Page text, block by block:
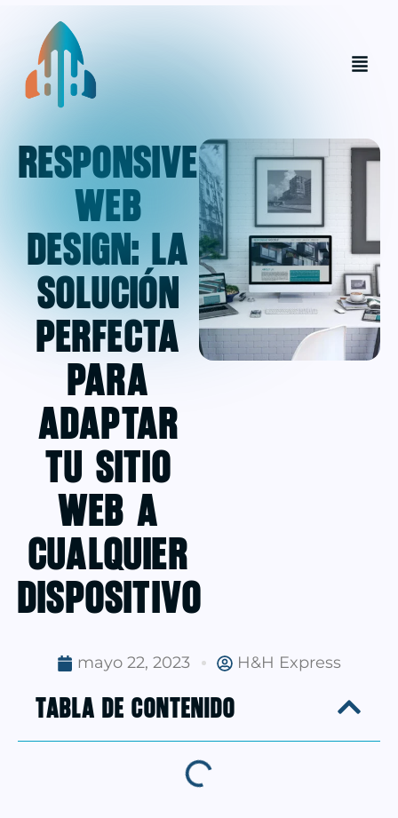
Responsive
Web
Design: La
Solución
Perfecta
para
Adaptar
tu Sitio
Web a
Cualquier
Dispositivo
mayo 22, 2023 H&H Express
TABLA DE CONTENIDO